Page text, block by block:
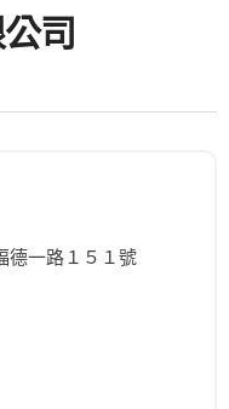
司
德一路１５１號